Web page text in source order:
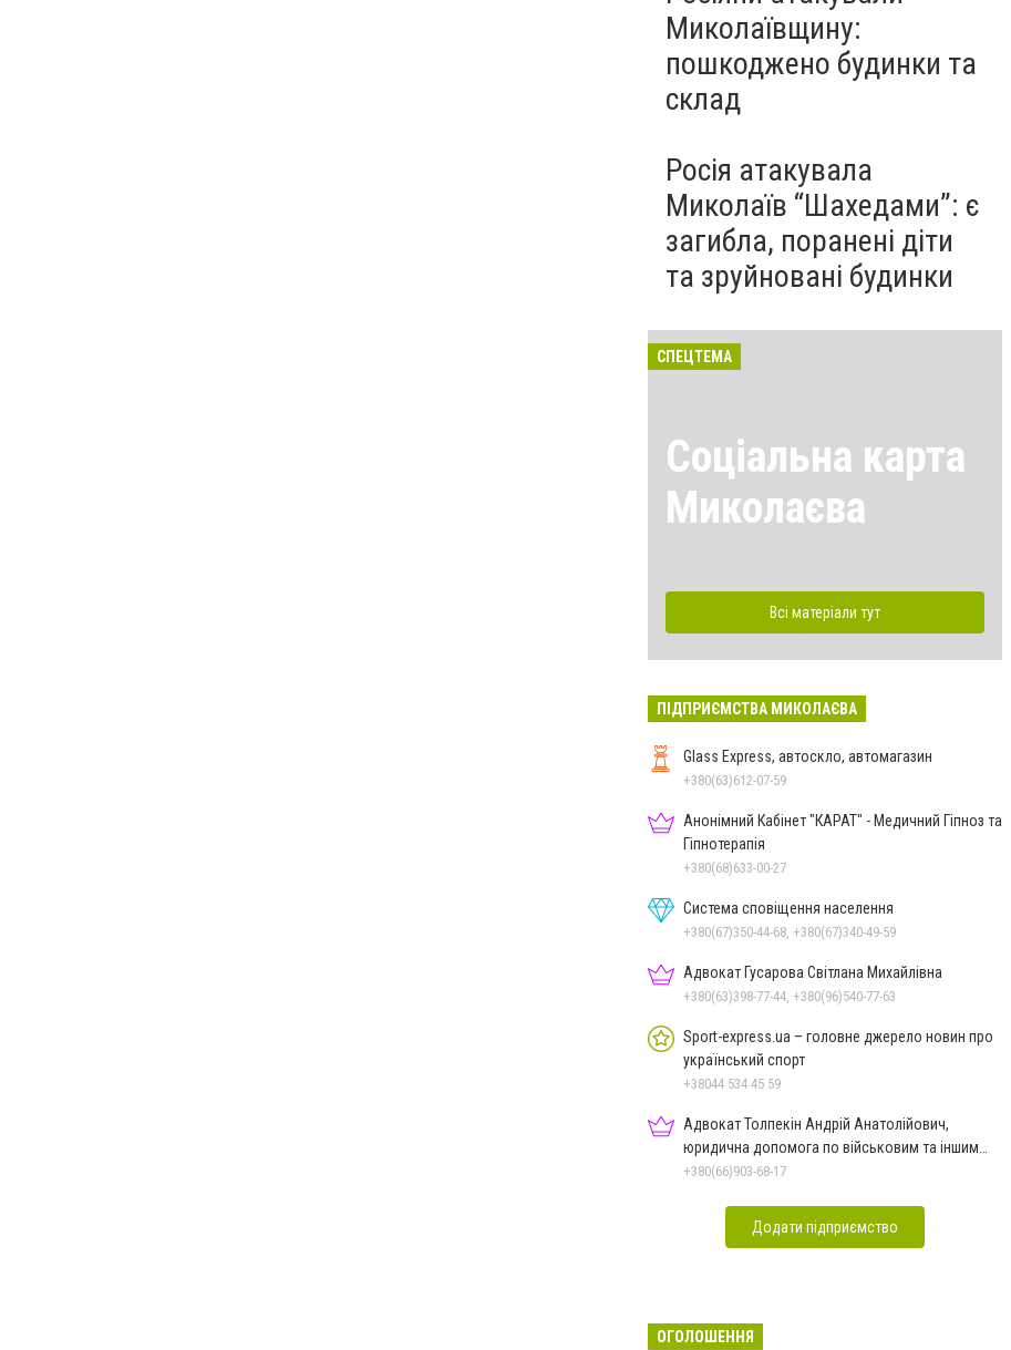
Миколаївщину:
пошкоджено будинки та
склад
Росія атакувала
Миколаїв “Шахедами”: є
загибла, поранені діти
та зруйновані будинки
СПЕЦТЕМА
Соціальна карта
Миколаєва
Всі матеріали тут
ПІДПРИЄМСТВА МИКОЛАЄВА
Glass Express, автоскло, автомагазин
+380(63)612-07-59
Анонімний Кабінет "КАРАТ" - Медичний Гіпноз та
Гіпнотерапія
+380(68)633-00-27
Система сповіщення населення
+380(67)350-44-68, +380(67)340-49-59
Адвокат Гусарова Світлана Михайлівна
+380(63)398-77-44, +380(96)540-77-63
Sport-express.ua – головне джерело новин про
український спорт
+38044 534 45 59
Адвокат Толпекін Андрій Анатолійович,
юридична допомога по військовим та іншим
справам
+380(66)903-68-17
Додати підприємство
ОГОЛОШЕННЯ